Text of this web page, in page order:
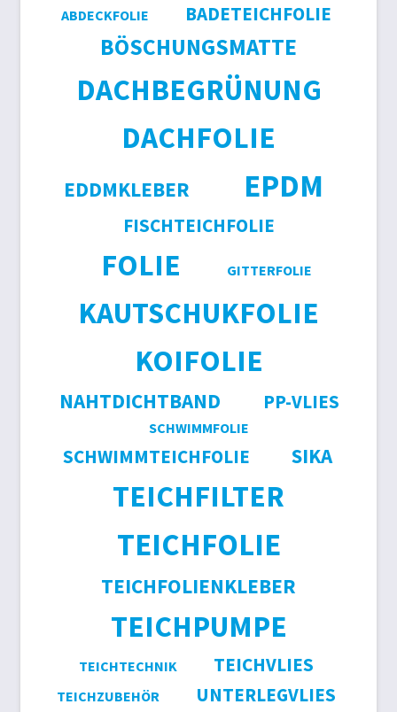
ABDECKFOLIE BADETEICHFOLIE
BÖSCHUNGSMATTE
DACHBEGRÜNUNG
DACHFOLIE
EDDMKLEBER EPDM
FISCHTEICHFOLIE
FOLIE GITTERFOLIE
KAUTSCHUKFOLIE
KOIFOLIE
NAHTDICHTBAND PP-VLIES
SCHWIMMFOLIE
SCHWIMMTEICHFOLIE SIKA
TEICHFILTER
TEICHFOLIE
TEICHFOLIENKLEBER
TEICHPUMPE
TEICHTECHNIK TEICHVLIES
TEICHZUBEHÖR UNTERLEGVLIES